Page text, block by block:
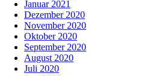
Januar 2021
Dezember 2020
November 2020
Oktober 2020
September 2020
August 2020
Juli 2020